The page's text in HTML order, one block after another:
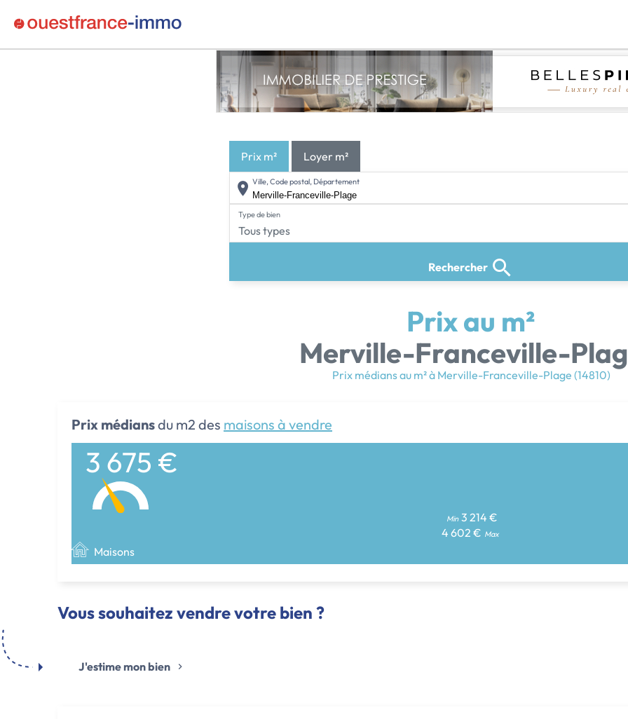
Prix m² Loyer m²
Ville, Code postal, Département
Type de bien
Tous types
Rechercher
Prix au m²
Merville-Franceville-
Prix médians au m² à Merville-Franceville-Plage (14810)
Prix médiansdu m2 des maisons à vendre
3 675 €
Min 3 214 €
4 602 € Max
Maisons
Vous souhaitez vendre votre bien ?
J'estime mon bien